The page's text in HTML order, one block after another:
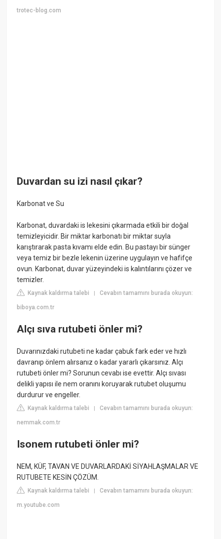
trotec-blog.com
Duvardan su izi nasıl çıkar?
Karbonat ve Su
Karbonat, duvardaki is lekesini çıkarmada etkili bir doğal
temizleyicidir. Bir miktar karbonatı bir miktar suyla
karıştırarak pasta kıvamı elde edin. Bu pastayı bir sünger
veya temiz bir bezle lekenin üzerine uygulayın ve hafifçe
ovun. Karbonat, duvar yüzeyindeki is kalıntılarını çözer ve
temizler.
Kaynak kaldırma talebi |Cevabın tamamını burada okuyun:
biboya.com.tr
Alçı sıva rutubeti önler mi?
Duvarınızdaki rutubeti ne kadar çabuk fark eder ve hızlı
davranıp önlem alırsanız o kadar yararlı çıkarsınız. Alçı
rutubeti önler mi? Sorunun cevabı ise evettir. Alçı sıvası
delikli yapısı ile nem oranını koruyarak rutubet oluşumu
durdurur ve engeller.
Kaynak kaldırma talebi |Cevabın tamamını burada okuyun:
nemmak.com.tr
Isonem rutubeti önler mi?
NEM, KÜF, TAVAN VE DUVARLARDAKİ SİYAHLAŞMALAR VE
RUTUBETE KESİN ÇÖZÜM.
Kaynak kaldırma talebi |Cevabın tamamını burada okuyun:
m.youtube.com